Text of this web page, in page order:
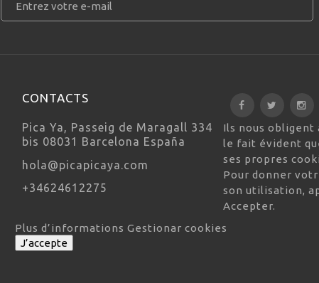
CONTACTS
Pica Ya, Passeig de Maragall 334
bis 08031 Barcelona España
hola@picapicaya.com
+34624612275
Ils nous obligent
le fait évident
ses propres
Pour donner
son utilisation,
Accepter.
Plus d’informations Gestionar cookies
J’accepte